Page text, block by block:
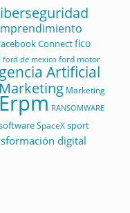
Connectfico
ford de mexico ford motor
Artificial
Marketing Marketing
RANSOMWARE
SpaceXsport
digital